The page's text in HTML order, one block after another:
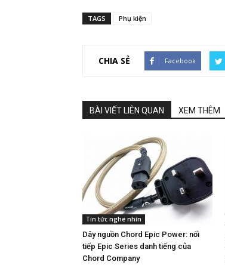
TAGS Phụ kiện
CHIA SẺ Facebook
BÀI VIẾT LIÊN QUAN XEM THÊM
Tin tức nghe nhìn
Dây nguồn Chord Epic Power: nối
tiếp Epic Series danh tiếng của
Chord Company